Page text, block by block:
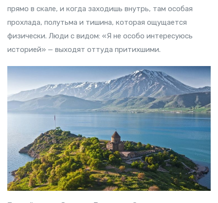
прямо в скале, и когда заходишь внутрь, там особая
прохлада, полутьма и тишина, которая ощущается
физически. Люди с видом: «Я не особо интересуюсь
историей» — выходят оттуда притихшими.